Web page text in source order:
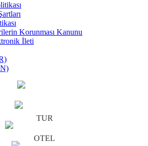
Korunması Kanunu
İleti
TUR
OTEL